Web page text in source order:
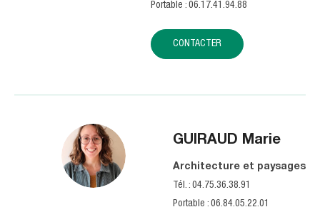
Portable : 06.17.41.94.88
CONTACTER
GUIRAUD Marie
Architecture et paysages
Tél. : 04.75.36.38.91
Portable : 06.84.05.22.01